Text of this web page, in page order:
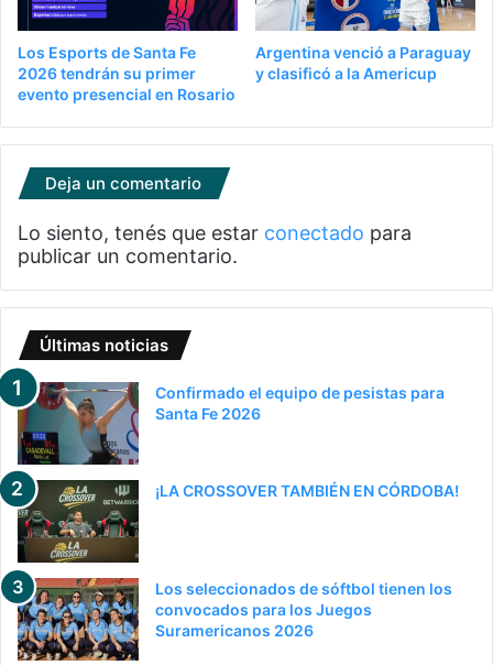
Los Esports de Santa Fe
2026 tendrán su primer
evento presencial en Rosario
Argentina venció a Paraguay
y clasificó a la Americup
Deja un comentario
Lo siento, tenés que estar conectado para
publicar un comentario.
Últimas noticias
Confirmado el equipo de pesistas para
Santa Fe 2026
¡LA CROSSOVER TAMBIÉN EN CÓRDOBA!
Los seleccionados de sóftbol tienen los
convocados para los Juegos
Suramericanos 2026